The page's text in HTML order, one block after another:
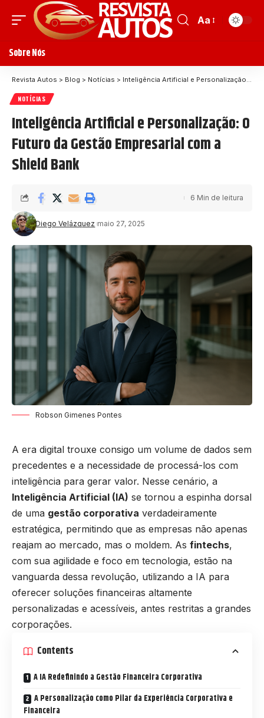
Aa
Sobre Nós
Revista Autos > Blog > Notícias > Inteligência Artificial e Personalização: O Futuro da Gestão Empresarial com a Shield Bank
NOTÍCIAS
Inteligência Artificial e Personalização: O
Futuro da Gestão Empresarial com a
Shield Bank
Diego Velázquez maio 27, 2025
6 Min de leitura
Robson Gimenes Pontes
A era digital trouxe consigo um volume de dados sem
precedentes e a necessidade de processá-los com
inteligência para gerar valor. Nesse cenário, a
Inteligência Artificial (IA) se tornou a espinha dorsal
de uma gestão corporativa verdadeiramente
estratégica, permitindo que as empresas não apenas
reajam ao mercado, mas o moldem. As fintechs,
com sua agilidade e foco em tecnologia, estão na
vanguarda dessa revolução, utilizando a IA para
oferecer soluções financeiras altamente
personalizadas e acessíveis, antes restritas a grandes
corporações.
Contents
A IA Redefinindo a Gestão Financeira Corporativa
A Personalização como Pilar da Experiência Corporativa e
Financeira